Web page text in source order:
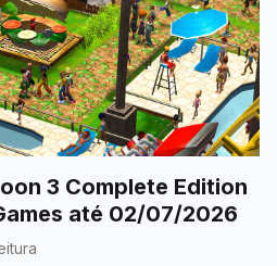
3 Complete Edition
até 02/07/2026